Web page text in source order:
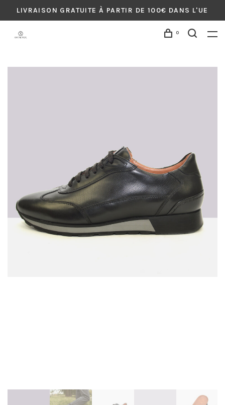
LIVRAISON GRATUITE À PARTIR DE 100€ DANS L'UE
0